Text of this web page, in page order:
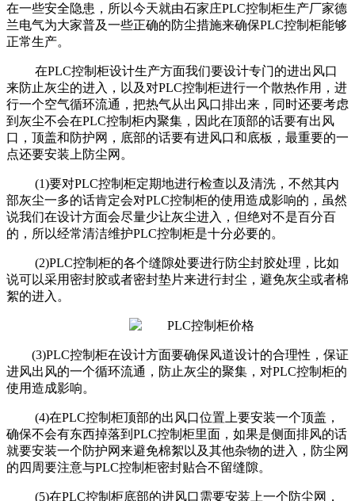
在一些安全隐患，所以今天就由石家庄PLC控制柜生产厂家德
兰电气为大家普及一些正确的防尘措施来确保PLC控制柜能够
正常生产。
在PLC控制柜设计生产方面我们要设计专门的进出风口
来防止灰尘的进入，以及对PLC控制柜进行一个散热作用，进
行一个空气循环流通，把热气从出风口排出来，同时还要考虑
到灰尘不会在PLC控制柜内聚集，因此在顶部的话要有出风
口，顶盖和防护网，底部的话要有进风口和底板，最重要的一
点还要安装上防尘网。
(1)要对PLC控制柜定期地进行检查以及清洗，不然其内
部灰尘一多的话肯定会对PLC控制柜的使用造成影响的，虽然
说我们在设计方面会尽量少让灰尘进入，但绝对不是百分百
的，所以经常清洁维护PLC控制柜是十分必要的。
(2)PLC控制柜的各个缝隙处要进行防尘封胶处理，比如
说可以采用密封胶或者密封垫片来进行封尘，避免灰尘或者棉
絮的进入。
(3)PLC控制柜在设计方面要确保风道设计的合理性，保证
进风出风的一个循环流通，防止灰尘的聚集，对PLC控制柜的
使用造成影响。
(4)在PLC控制柜顶部的出风口位置上要安装一个顶盖，
确保不会有东西掉落到PLC控制柜里面，如果是侧面排风的话
就要安装一个防护网来避免棉絮以及其他杂物的进入，防尘网
的四周要注意与PLC控制柜密封贴合不留缝隙。
(5)在PLC控制柜底部的进风口需要安装上一个防尘网，